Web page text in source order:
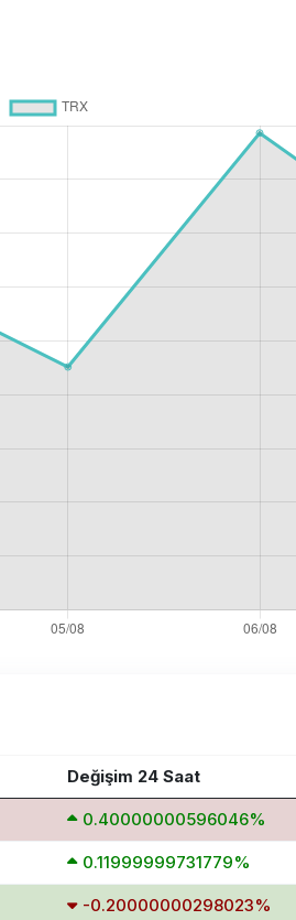
Değişim 24 Saat
0.40000000596046%
0.11999999731779%
-0.20000000298023%